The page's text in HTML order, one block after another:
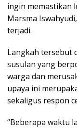
ingin memastikan
Marsma
terjadi.
Langkah tersebut
susulan yang
warga dan
upaya ini
sekaligus respon
“Beberapa waktu